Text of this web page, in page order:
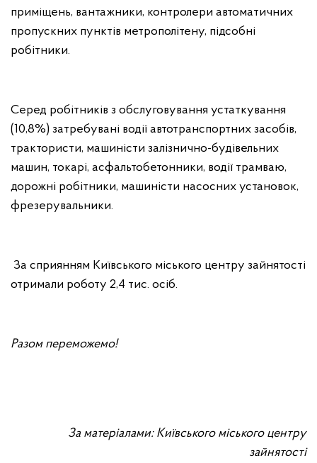
приміщень, вантажники, контролери автоматичних
пропускних пунктів метрополітену, підсобні
робітники.
Серед робітників з обслуговування устаткування
(10,8%) затребувані водії автотранспортних засобів,
трактористи, машиністи залізнично-будівельних
машин, токарі, асфальтобетонники, водії трамваю,
дорожні робітники, машиністи насосних установок,
фрезерувальники.
За сприянням Київського міського центру зайнятості
отримали роботу 2,4 тис. осіб.
Разом переможемо!
За матеріалами: Київського міського центру
зайнятості